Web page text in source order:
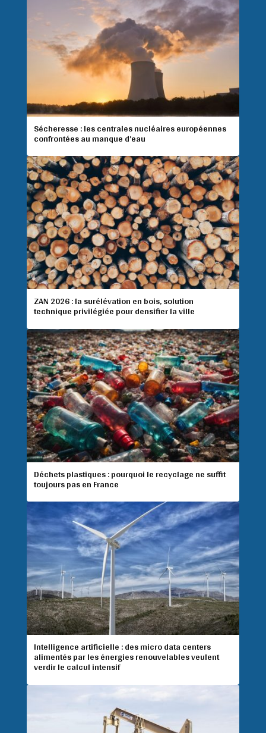
Sécheresse : les centrales nucléaires européennes
confrontées au manque d’eau
ZAN 2026 : la surélévation en bois, solution
technique privilégiée pour densifier la ville
Déchets plastiques : pourquoi le recyclage ne suffit
toujours pas en France
Intelligence artificielle : des micro data centers
alimentés par les énergies renouvelables veulent
verdir le calcul intensif